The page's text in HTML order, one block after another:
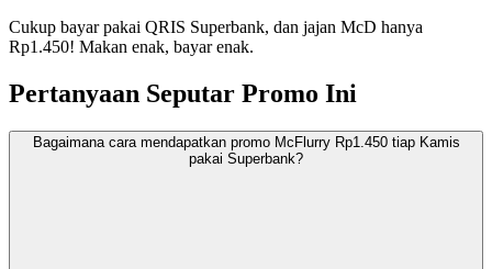
Cukup bayar pakai QRIS Superbank, dan jajan McD hanya
Rp1.450! Makan enak, bayar enak.
Pertanyaan Seputar Promo Ini
Bagaimana cara mendapatkan promo McFlurry Rp1.450 tiap Kamis
pakai Superbank?